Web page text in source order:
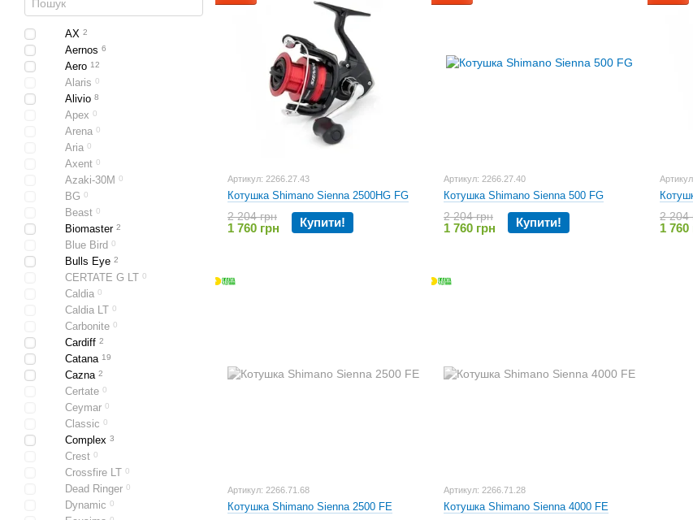
Артикул: 2266.27.43
Котушка Shimano Sienna 2500HG FG
2 204 грн
1 760 грн Купити!
Артикул: 2266.27.40
Котушка Shimano Sienna 500 FG
2 204 грн
1 760 грн Купити! 2 204
1 760
Артикул: 2266.71.68
Котушка Shimano Sienna 2500 FE
Артикул: 2266.71.28
Котушка Shimano Sienna 4000 FE
AX 2
Aernos 6
Aero 12
Alaris 0
Alivio 8
Apex 0
Arena 0
Aria 0
Axent 0
Azaki-30M 0
BG 0
Beast 0
Biomaster 2
Blue Bird 0
Bulls Eye 2
CERTATE G LT 0
Caldia 0
Caldia LT 0
Carbonite 0
Cardiff 2
Catana 19
Cazna 2
Certate 0
Ceymar 0
Classic 0
Complex 3
Crest 0
Crossfire LT 0
Dead Ringer 0
Dynamic 0